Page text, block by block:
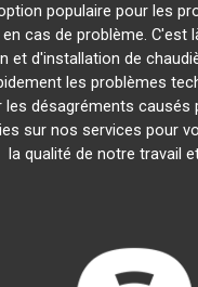
populaire pour les
cas de problème. C'est
et d'installation de
les problèmes
désagréments causés
sur nos services pour
la qualité de notre travail